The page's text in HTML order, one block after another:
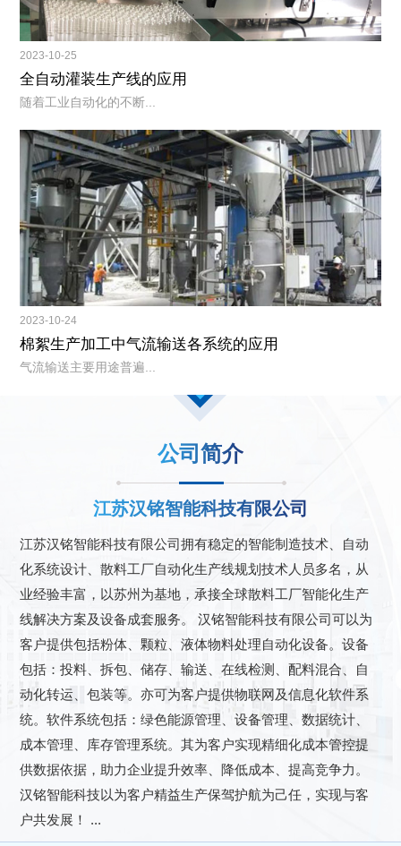
2023-10-25
全自动灌装生产线的应用
随着工业自动化的不断...
2023-10-24
棉絮生产加工中气流输送各系统的应用
气流输送主要用途普遍...
公司简介
江苏汉铭智能科技有限公司
江苏汉铭智能科技有限公司拥有稳定的智能制造技术、自动
化系统设计、散料工厂自动化生产线规划技术人员多名，从
业经验丰富，以苏州为基地，承接全球散料工厂智能化生产
线解决方案及设备成套服务。 汉铭智能科技有限公司可以为
客户提供包括粉体、颗粒、液体物料处理自动化设备。设备
包括：投料、拆包、储存、输送、在线检测、配料混合、自
动化转运、包装等。亦可为客户提供物联网及信息化软件系
统。软件系统包括：绿色能源管理、设备管理、数据统计、
成本管理、库存管理系统。其为客户实现精细化成本管控提
供数据依据，助力企业提升效率、降低成本、提高竞争力。
汉铭智能科技以为客户精益生产保驾护航为己任，实现与客
户共发展！ ...